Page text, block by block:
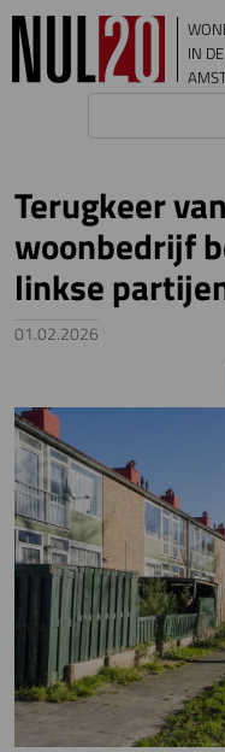
Overslaan en naar de inhoud
IN
Terugkeer
woonbedrijf
linkse
01.02.2026